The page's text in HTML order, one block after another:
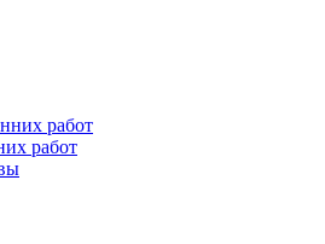
работ
работ